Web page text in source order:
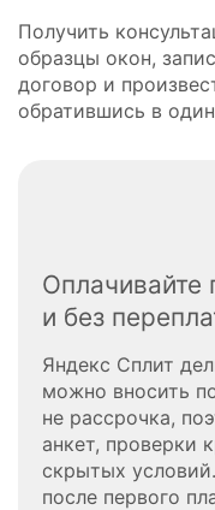
Получить
образцы окон,
договор и
обратившись в
Оплачивайте
и без
Яндекс Сплит
можно вносить
не рассрочка,
анкет, проверки
скрытых
после первого